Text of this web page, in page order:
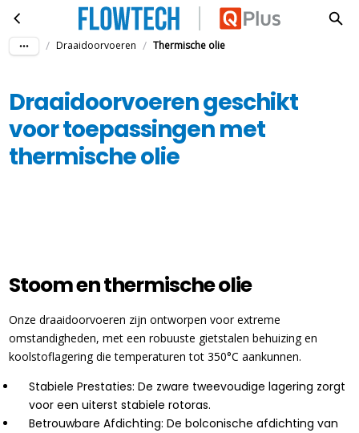
Ga naar hoofdinhoud Draaidoorvoeren geschikt voor toepassingen met thermische olie
/ Draaidoorvoeren / Thermische olie
Draaidoorvoeren geschikt
voor toepassingen met
thermische olie
Stoom en thermische olie
Onze draaidoorvoeren zijn ontworpen voor extreme
omstandigheden, met een robuuste gietstalen behuizing en
koolstoflagering die temperaturen tot 350°C aankunnen.
Stabiele Prestaties: De zware tweevoudige lagering zorgt
voor een uiterst stabiele rotoras.
Betrouwbare Afdichting: De bolconische afdichting van